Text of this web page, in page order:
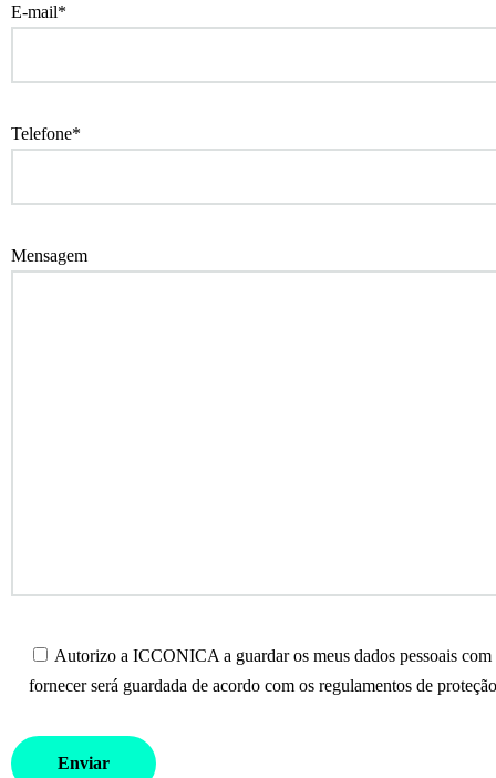
E-mail*
Telefone*
Mensagem
Autorizo a ICCONICA a guardar os meus dados pessoais
fornecer será guardada de acordo com os regulamentos de